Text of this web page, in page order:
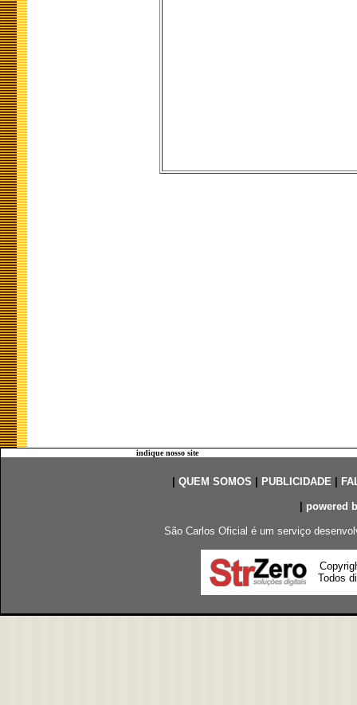
indique nosso site
QUEM SOMOS PUBLICIDADE|
powered
São Carlos Oficial é um serviço
Todos